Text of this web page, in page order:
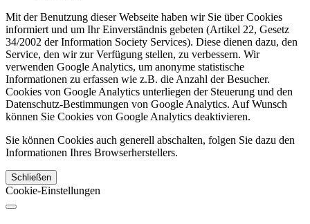
Mit der Benutzung dieser Webseite haben wir Sie über Cookies
informiert und um Ihr Einverständnis gebeten (Artikel 22, Gesetz
34/2002 der Information Society Services). Diese dienen dazu, den
Service, den wir zur Verfügung stellen, zu verbessern. Wir
verwenden Google Analytics, um anonyme statistische
Informationen zu erfassen wie z.B. die Anzahl der Besucher.
Cookies von Google Analytics unterliegen der Steuerung und den
Datenschutz-Bestimmungen von Google Analytics. Auf Wunsch
können Sie Cookies von Google Analytics deaktivieren.
Sie können Cookies auch generell abschalten, folgen Sie dazu den
Informationen Ihres Browserherstellers.
Schließen
Cookie-Einstellungen